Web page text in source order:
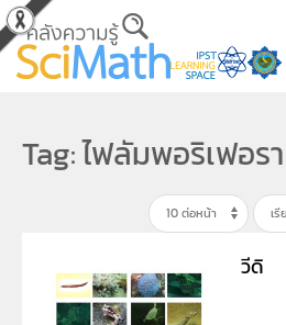
Skip to main content
Tag: ไฟลัมพอริเฟอรา
วีดิ